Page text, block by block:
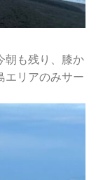
朝も残り、膝か
エリアのみサー